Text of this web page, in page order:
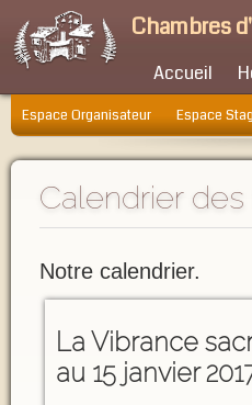
Chambres
Accueil
Espace Organisateur Espace
Calendrier
Notre calendrier.
La Vibrance
au 15 janvier